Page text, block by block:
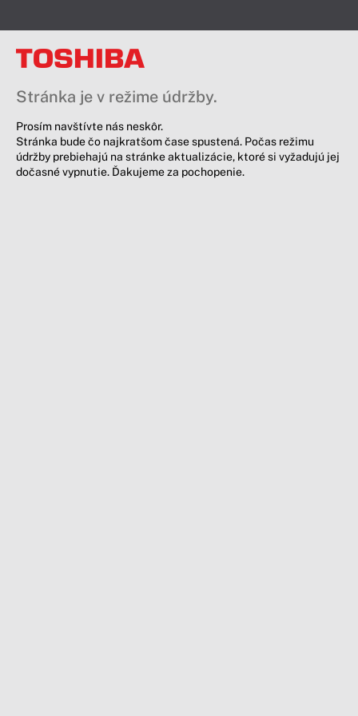
Stránka je v režime údržby.
Prosím navštívte nás neskôr.
Stránka bude čo najkratšom čase spustená. Počas režimu
údržby prebiehajú na stránke aktualizácie, ktoré si vyžadujú jej
dočasné vypnutie. Ďakujeme za pochopenie.